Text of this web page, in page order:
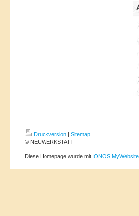
Druckversion | Sitemap
© NEUWERKSTATT
Diese Homepage wurde mit IONOS MyWebsite